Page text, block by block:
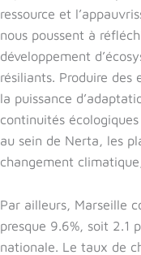
ressource et
nous poussent à
développement
résiliants. Produire des
la puissance
continuités
au sein de Nerta, les
changement
Par ailleurs, Marseille
presque 9.6%, soit 2.1
nationale. Le taux de